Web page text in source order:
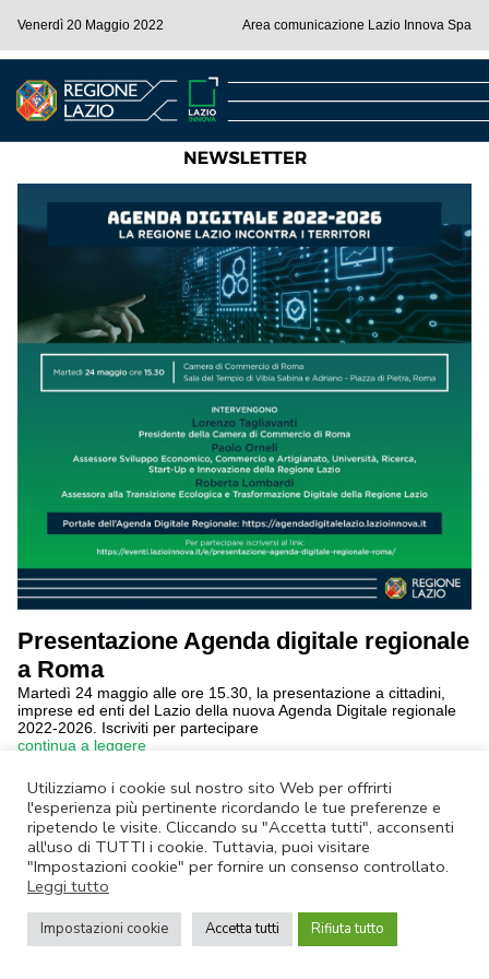
Utilizziamo i cookie sul nostro sito Web per offrirti
l'esperienza più pertinente ricordando le tue preferenze e
ripetendo le visite. Cliccando su "Accetta tutti", acconsenti
all'uso di TUTTI i cookie. Tuttavia, puoi visitare
"Impostazioni cookie" per fornire un consenso controllato.
Leggi tutto
Impostazioni cookie Accetta tutti Rifiuta tutto
Venerdì 20 Maggio 2022 Area comunicazione Lazio Innova Spa
Presentazione Agenda digitale regionale
a Roma
Martedì 24 maggio alle ore 15.30, la presentazione a cittadini,
imprese ed enti del Lazio della nuova Agenda Digitale regionale
2022-2026. Iscriviti per partecipare
continua a leggere
Annulla Iscrizione |Privacy Policy
Non rispondere a questa email.Contatta Lazio Innova
© Lazio Innova SpA – Via dell’Amba Aradam, 9 – 00184 Roma – Tel.
06.60.51.60 – P.IVA 05950941004